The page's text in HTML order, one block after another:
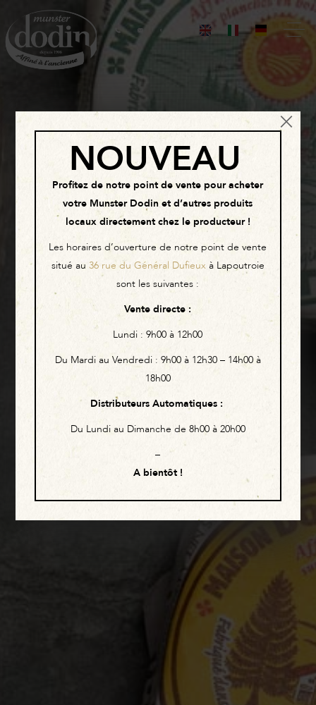
NOUVEAU
Profitez de notre point de vente pour acheter
votre Munster Dodin et d’autres produits
locaux directement chez le producteur !
Les horaires d’ouverture de notre point de vente
situé au 36 rue du Général Dufieuxà Lapoutroie
sont les suivantes :
Vente directe :
Lundi :9h00 à 12h00
Du Mardi au Vendredi : 9h00 à 12h30 – 14h00 à
18h00
Distributeurs Automatiques:
Du Lundi au Dimanche de 8h00 à 20h00
–
A bientôt !
×